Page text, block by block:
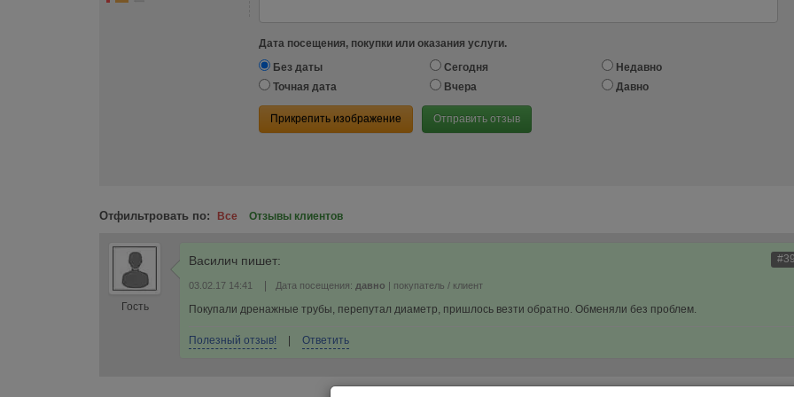
Дата посещения, покупки или оказания услуги.
Без даты
Сегодня
Недавно
Точная дата
Вчера Давно
Прикрепить изображение Отправить отзыв
Отфильтровать по: Все Отзывы клиентов
Гость
Василич пишет:
03.02.17 14:41 Дата посещения: давно | покупатель / клиент
Покупали дренажные трубы, перепутал диаметр, пришлось везти обратно. Обменяли без проблем.
Полезный отзыв! Ответить